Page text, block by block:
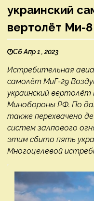
украинский
вертолёт Ми-8
Сб Апр 1 , 2023
Истребительная
самолёт МиГ-29
украинский
Минобороны РФ. По
также перехвачено
систем залпового
этим сбито пять
Многоцелевой